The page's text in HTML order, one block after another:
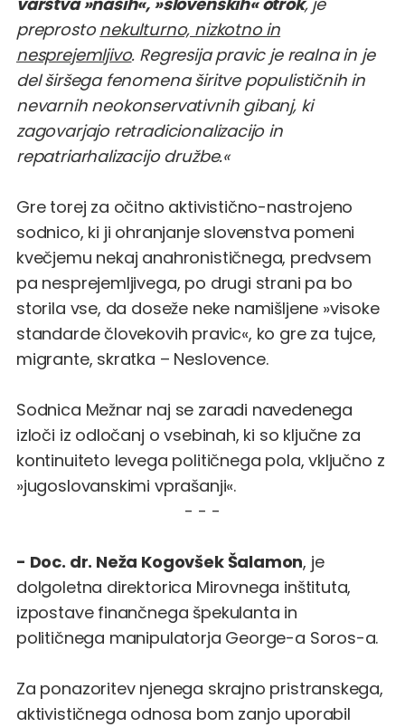
preprostonekulturno, nizkotno in
nesprejemljivo. Regresija pravic je realna in je
del širšega fenomena širitve populističnih in
nevarnih neokonservativnih gibanj, ki
zagovarjajo retradicionalizacijo in
repatriarhalizacijo družbe.«
Gre torej za očitno aktivistično-nastrojeno
sodnico, ki ji ohranjanje slovenstva pomeni
kvečjemu nekaj anahronističnega, predvsem
pa nesprejemljivega, po drugi strani pa bo
storila vse, da doseže neke namišljene »visoke
standarde človekovih pravic«, ko gre za tujce,
migrante, skratka – Neslovence.
Sodnica Mežnar naj se zaradi navedenega
izloči iz odločanj o vsebinah, ki so ključne za
kontinuiteto levega političnega pola, vključno z
»jugoslovanskimi vprašanji«.
- - -
- Doc. dr. Neža Kogovšek Šalamon, je
dolgoletna direktorica Mirovnega inštituta,
izpostave finančnega špekulanta in
političnega manipulatorja George-a Soros-a.
Za ponazoritev njenega skrajno pristranskega,
aktivističnega odnosa bom zanjo uporabil